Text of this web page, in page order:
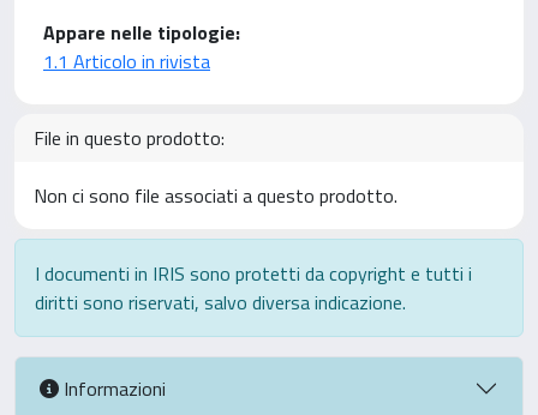
Appare nelle tipologie:
1.1 Articolo in rivista
File in questo prodotto:
Non ci sono file associati a questo prodotto.
I documenti in IRIS sono protetti da copyright e tutti i
diritti sono riservati, salvo diversa indicazione.
Informazioni